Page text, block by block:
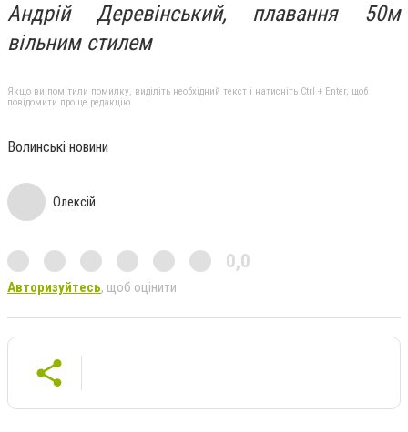
Андрій Деревінський, плавання 50м
вільним стилем
Якщо ви помітили помилку, виділіть необхідний текст і натисніть Ctrl + Enter, щоб
повідомити про це редакцію
Волинські новини
Олексій
0,0
Авторизуйтесь, щоб оцінити